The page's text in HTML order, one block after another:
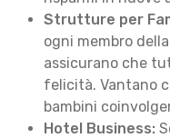
Strutture per
ogni membro
assicurano che
felicità. Vantano
bambini
Hotel Business: